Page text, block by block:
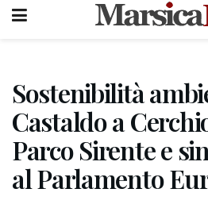
Sostenibilità
Castaldo a
Parco Sirente e
al Parlamento